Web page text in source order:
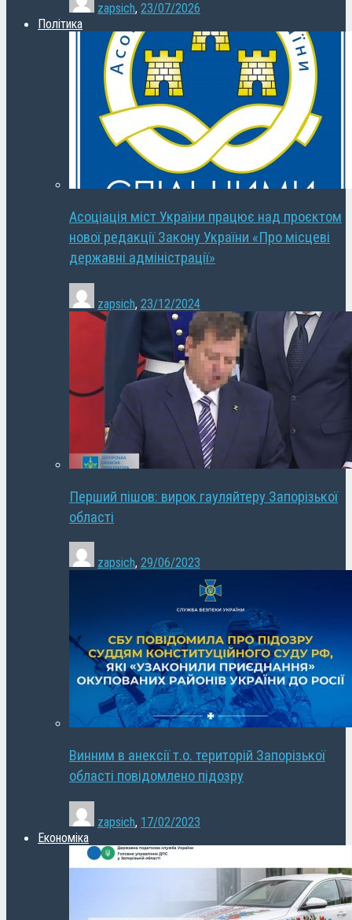
zapsich, 23/07/2026
Політика
Асоціація міст України працює над проєктом
нової редакції Закону України «Про місцеві
державні адміністрації»
zapsich, 23/12/2024
Перший пішов: вирок гауляйтеру Запорізької
області
zapsich, 29/06/2023
Винним в анексії т.о. територій Запорізької
області повідомлено підозру
zapsich, 17/02/2023
Економіка